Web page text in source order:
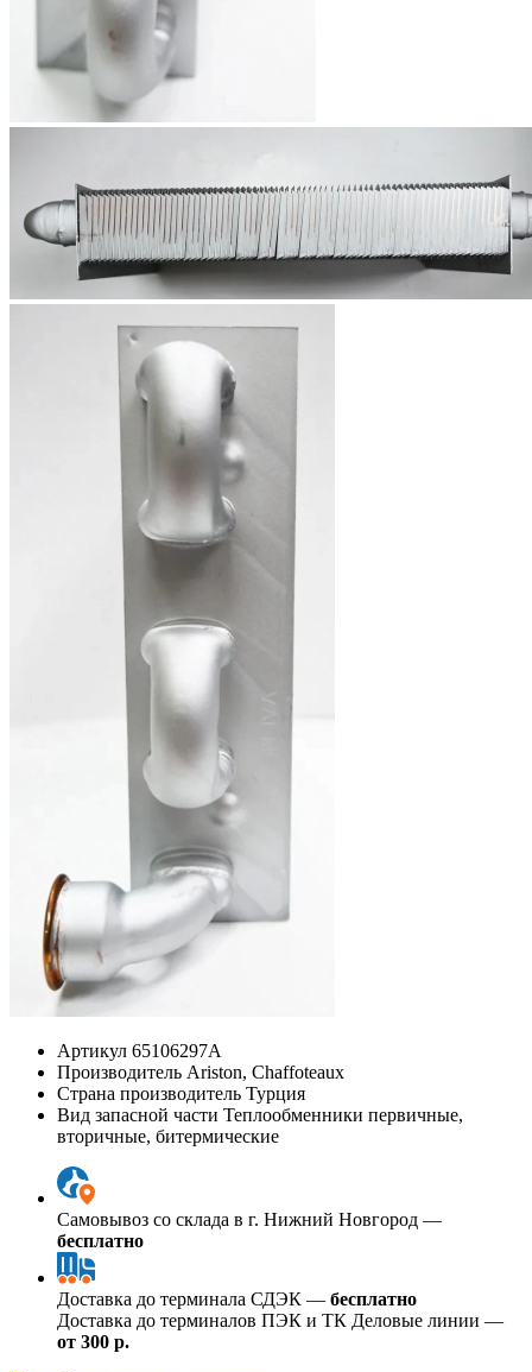
Артикул 65106297А
Производитель Ariston, Chaffoteaux
Страна производитель Турция
Вид запасной части Теплообменники первичные,
вторичные, битермические
Самовывоз со склада в г. Нижний Новгород —
бесплатно
Доставка до терминала СДЭК — бесплатно
Доставка до терминалов ПЭК и ТК Деловые линии —
от 300 р.